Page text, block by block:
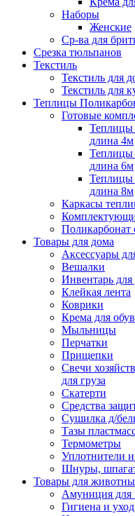
Наборы
Женские
Ср-ва для
Срезка тюльпанов
Текстиль
Текстиль для
Текстиль для
Теплицы
Готовые
Теплицы
длина 4м
Теплицы
длина 6м
Теплицы
длина 8м
Каркасы
Товары для дома
Аксессуары
Вешалки
Инвентарь для
Клейкая лента
Коврики
Крема для
Мыльницы
Перчатки
Прищепки
Свечи
для груза
Скатерти
Средства
Сушилка д/
Тазы
Термометры
Уплотнители
Шнуры,
Товары для
Амуниция для
Гигиена и